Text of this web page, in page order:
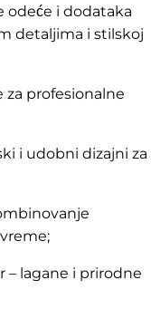
odeće i dodataka
detaljima i stilskoj
za profesionalne
i udobni dizajni za
– lagane i prirodne